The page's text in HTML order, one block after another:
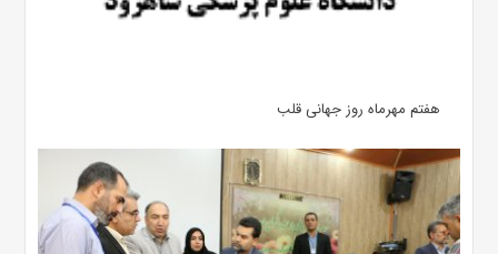
هفتم مهرماه روز جهانی قلب